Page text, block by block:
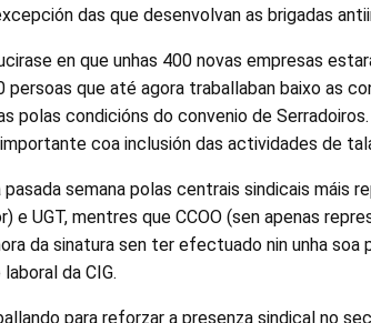
das que desenvolvan as brigadas
en que unhas 400 novas empresas
persoas que até agora traballaban baixo as
polas condicións do convenio de
coa inclusión das actividades de
semana polas centrais sindicais máis
e UGT, mentres que CCOO (sen apenas
da sinatura sen ter efectuado nin unha
da CIG.
para reforzar a presenza sindical no